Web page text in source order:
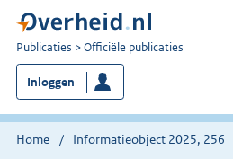
U
bent
nu
hier:
Publicaties Officiële publicaties
Inloggen
Home Informatieobject 2025, 256